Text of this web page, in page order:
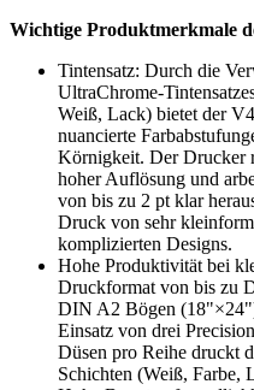
Wichtige Produktmerkmale
Tintensatz: Durch die
UltraChrome-
Weiß, Lack) bietet der
nuancierte
Körnigkeit. Der Drucker
hoher Auflösung und
von bis zu 2 pt klar
Druck von sehr
komplizierten Designs.
Hohe Produktivität bei
Druckformat von bis zu
DIN A2 Bögen
Einsatz von drei
Düsen pro Reihe druckt
Schichten (Weiß, Farbe,